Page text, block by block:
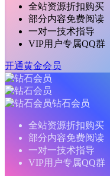
全站资源折扣购买
部分内容免费阅读
一对一技术指导
VIP用户专属QQ群
开通黄金会员
钻石会员
全站资源折扣购买
部分内容免费阅读
一对一技术指导
VIP用户专属QQ群